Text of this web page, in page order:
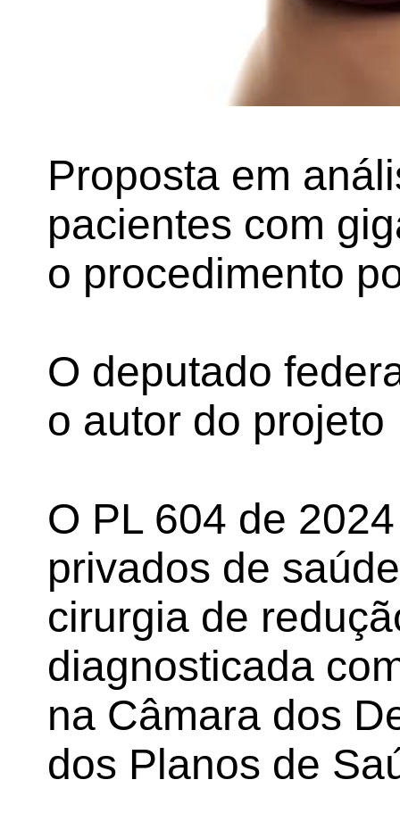
Proposta em
pacientes com
o procedimento
O deputado
o autor do projeto
O PL 604 de
privados de
cirurgia de
diagnosticada
na Câmara dos
dos Planos de